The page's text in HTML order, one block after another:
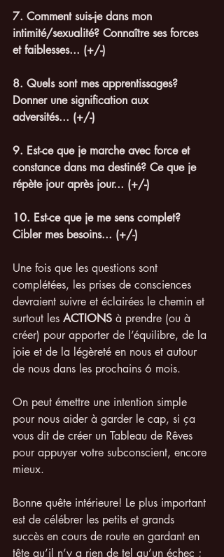
7. Comment suis-je dans mon
intimité/sexualité? Connaître ses forces
et faiblesses... (+/-)
8. Quels sont mes apprentissages?
Donner une signification aux
adversités... (+/-)
9. Est-ce que je marche avec force et
constance dans ma destiné? Ce que je
répète jour après jour... (+/-)
10. Est-ce que je me sens complet?
Cibler mes besoins... (+/-)
Une fois que les questions sont
complétées, les prises de consciences
devraient suivre et éclairées le chemin et
surtout les ACTIONS à prendre (ou à
créer) pour apporter de l’équilibre, de la
joie et de la légèreté en nous et autour
de nous dans les prochains 6 mois.
On peut émettre une intention simple
pour nous aider à garder le cap, si ça
vous dit de créer un Tableau de Rêves
pour appuyer votre subconscient, encore
mieux.
Bonne quête intérieure! Le plus important
est de célébrer les petits et grands
succès en cours de route en gardant en
tête qu’il n’y a rien de tel qu’un échec ;